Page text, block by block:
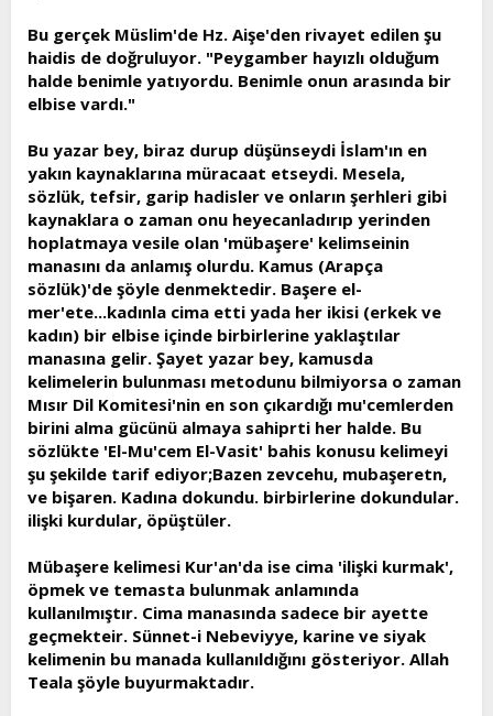
Bu gerçek Müslim'de Hz. Aişe'den rivayet edilen şu
haidis de doğruluyor. "Peygamber hayızlı olduğum
halde benimle yatıyordu. Benimle onun arasında bir
elbise vardı."
Bu yazar bey, biraz durup düşünseydi İslam'ın en
yakın kaynaklarına müracaat etseydi. Mesela,
sözlük, tefsir, garip hadisler ve onların şerhleri gibi
kaynaklara o zaman onu heyecanladırıp yerinden
hoplatmaya vesile olan 'mübaşere' kelimseinin
manasını da anlamış olurdu. Kamus (Arapça
sözlük)'de şöyle denmektedir. Başere el-
mer'ete...kadınla cima etti yada her ikisi (erkek ve
kadın) bir elbise içinde birbirlerine yaklaştılar
manasına gelir. Şayet yazar bey, kamusda
kelimelerin bulunması metodunu bilmiyorsa o zaman
Mısır Dil Komitesi'nin en son çıkardığı mu'cemlerden
birini alma gücünü almaya sahiprti her halde. Bu
sözlükte 'El-Mu'cem El-Vasit' bahis konusu kelimeyi
şu şekilde tarif ediyor;Bazen zevcehu, mubaşeretn,
ve bişaren. Kadına dokundu. birbirlerine dokundular.
ilişki kurdular, öpüştüler.
Mübaşere kelimesi Kur'an'da ise cima 'ilişki kurmak',
öpmek ve temasta bulunmak anlamında
kullanılmıştır. Cima manasında sadece bir ayette
geçmekteir. Sünnet-i Nebeviyye, karine ve siyak
kelimenin bu manada kullanıldığını gösteriyor. Allah
Teala şöyle buyurmaktadır.